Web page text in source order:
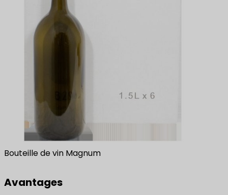
Bouteille de vin Magnum
Avantages